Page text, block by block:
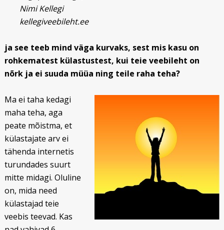
Nimi Kellegi
kellegiveebileht.ee
ja see teeb mind väga kurvaks, sest mis kasu on
rohkematest külastustest, kui teie veebileht on
nõrk ja ei suuda müüa ning teile raha teha?
Ma ei taha kedagi
maha teha, aga
peate mõistma, et
külastajate arv ei
tähenda internetis
turundades suurt
mitte midagi. Oluline
on, mida need
külastajad teie
veebis teevad. Kas